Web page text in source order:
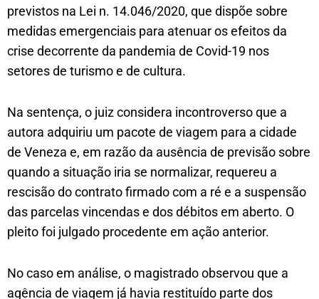
previstos na Lei n. 14.046/2020, que dispõe sobre
medidas emergenciais para atenuar os efeitos da
crise decorrente da pandemia de Covid-19 nos
setores de turismo e de cultura.
Na sentença, o juiz considera incontroverso que a
autora adquiriu um pacote de viagem para a cidade
de Veneza e, em razão da ausência de previsão sobre
quando a situação iria se normalizar, requereu a
rescisão do contrato firmado com a ré e a suspensão
das parcelas vincendas e dos débitos em aberto. O
pleito foi julgado procedente em ação anterior.
No caso em análise, o magistrado observou que a
agência de viagem já havia restituído parte dos